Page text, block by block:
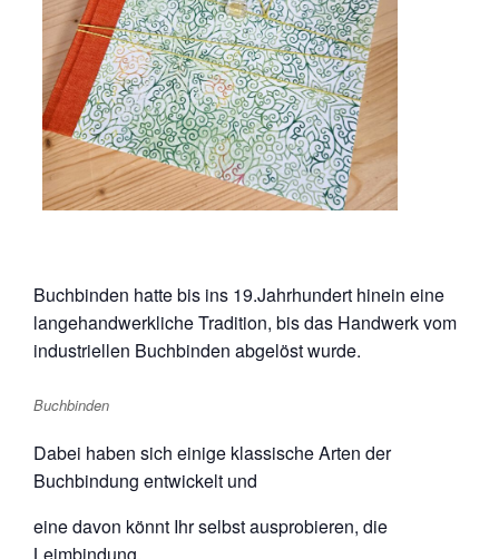
Buchbinden hatte bis ins 19.Jahrhundert hinein eine
langehandwerkliche Tradition, bis das Handwerk vom
industriellen Buchbinden abgelöst wurde.
Buchbinden
Dabei haben sich einige klassische Arten der
Buchbindung entwickelt und
eine davon könnt Ihr selbst ausprobieren, die
Leimbindung.